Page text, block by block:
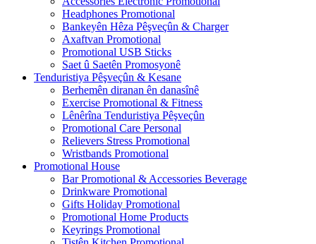
Headphones Promotional
Bankeyên Hêza Pêşveçûn & Charger
Axaftvan Promotional
Promotional USB Sticks
Saet û Saetên Promosyonê
Tenduristiya Pêşveçûn & Kesane
Berhemên diranan ên danasînê
Exercise Promotional & Fitness
Lênêrîna Tenduristiya Pêşveçûn
Promotional Care Personal
Relievers Stress Promotional
Wristbands Promotional
Promotional House
Bar Promotional & Accessories Beverage
Drinkware Promotional
Gifts Holiday Promotional
Promotional Home Products
Keyrings Promotional